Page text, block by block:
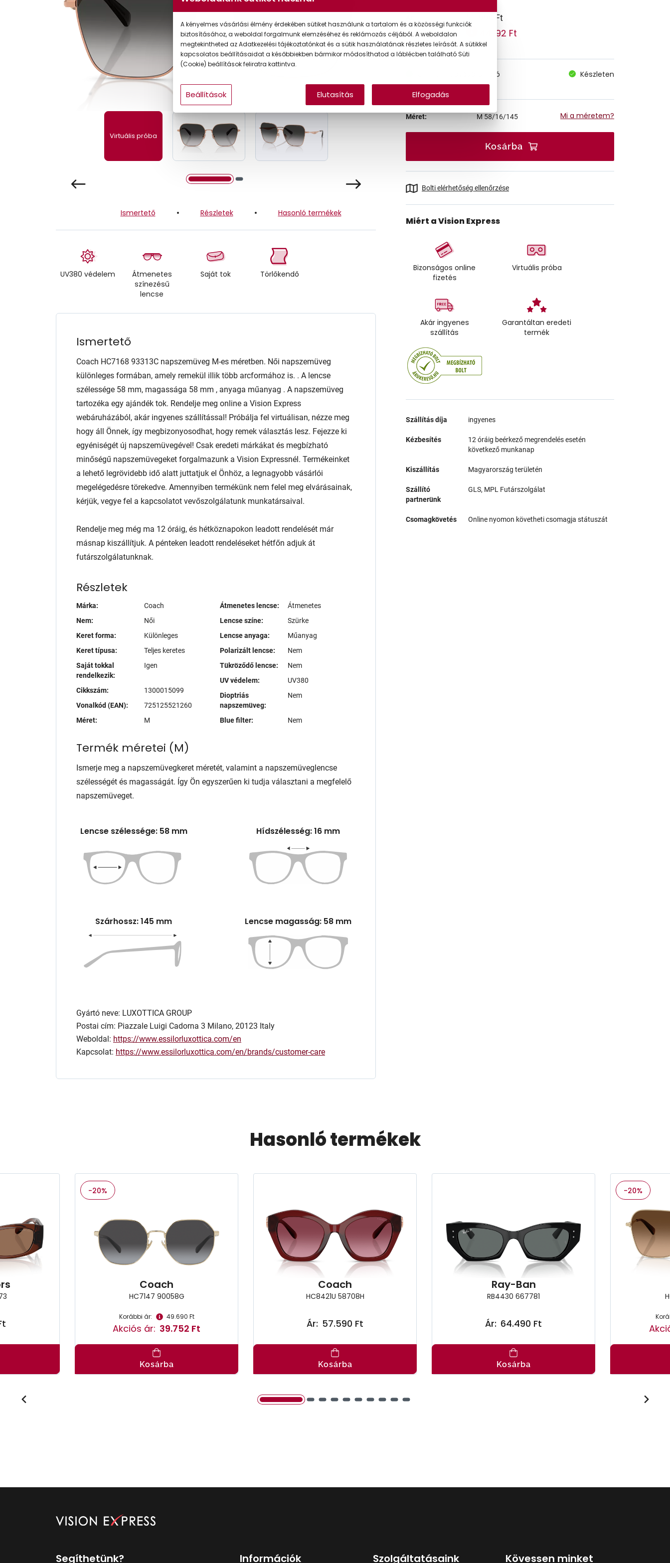
Gyermek
Virtuális próba
Ismertető Részletek Hasonló termékek
UV380 védelem
Átmenetes
színezésű
lencse
Saját tok Törlőkendő
Ismertető
Coach HC7168 93313C napszemüveg M-es méretben. Női napszemüveg
különleges formában, amely remekül illik több arcformához is. . A lencse
szélessége 58 mm, magassága 58 mm , anyaga műanyag . A napszemüveg
tartozéka egy ajándék tok. Rendelje meg online a Vision Express
webáruházából, akár ingyenes szállítással! Próbálja fel virtuálisan, nézze meg
hogy áll Önnek, így megbizonyosodhat, hogy remek választás lesz. Fejezze ki
egyéniségét új napszemüvegével! Csak eredeti márkákat és megbízható
minőségű napszemüvegeket forgalmazunk a Vision Expressnél. Termékeinket
a lehető legrövidebb idő alatt juttatjuk el Önhöz, a legnagyobb vásárlói
megelégedésre törekedve. Amennyiben termékünk nem felel meg elvárásainak,
kérjük, vegye fel a kapcsolatot vevőszolgálatunk munkatársaival.
Rendelje meg még ma 12 óráig, és hétköznapokon leadott rendelését már
másnap kiszállítjuk. A pénteken leadott rendeléseket hétfőn adjuk át
futárszolgálatunknak.
Részletek
Márka:
Coach
Nem:
Női
Keret forma:
Különleges
Keret típusa:
Teljes keretes
Saját tokkal
rendelkezik:
Igen
Cikkszám:
1300015099
Vonalkód (EAN):
725125521260
Méret:
M
Átmenetes lencse:
Átmenetes
Lencse színe:
Szürke
Lencse anyaga:
Műanyag
Polarizált lencse:
Nem
Tükröződő lencse:
Nem
UV védelem:
UV380
Dioptriás
napszemüveg:
Nem
Blue filter: Nem
Termék méretei (M)
Ismerje meg a napszemüvegkeret méretét, valamint a napszemüveglencse
szélességét és magasságát. Így Ön egyszerűen ki tudja választani a megfelelő
napszemüveget.
Lencse szélessége: 58 mm Hídszélesség: 16 mm
Szárhossz: 145 mm Lencse magasság: 58 mm
Gyártó neve: LUXOTTICA GROUP
Postai cím: Piazzale Luigi Cadorna 3 Milano, 20123 Italy
Weboldal: https://www.essilorluxottica.com/en
Kapcsolat: https://www.essilorluxottica.com/en/brands/customer-care
51.990 Ft
Törzsvásárlói ár: 44.192 Ft
Online megvásárolható
Készleten
Ingyenes szállítás
Méret: M 58/16/145 Mi a méretem?
Kosárba
Bolti elérhetőség ellenőrzése
Miért a Vision Express
Bizonságos online
fizetés
Virtuális próba
Akár ingyenes
szállítás
Garantáltan eredeti
termék
Szállítás díja ingyenes
Kézbesítés
12 óráig beérkező megrendelés esetén
következő munkanap
Kiszállítás Magyarország területén
Szállító
partnerünk
GLS, MPL Futárszolgálat
Csomagkövetés Online nyomon követheti csomagja státuszát
Hasonló termékek
-20%
Coach
HC7147 90058G
Korábbi ár: 49.690 Ft
Akciós ár: 39.752 Ft
Kosárba
Coach
HC8421U 58708H
Ár: 57.590 Ft
Kosárba
Ray-Ban
RB4430 667781
Ár: 64.490 Ft
Kosárba
-20%
Segíthetünk? Információk Szolgáltatásaink Kövessen minket
A kényelmes vásárlási élmény érdekében sütiket használunk a tartalom és a közösségi funkciók
biztosításához, a weboldal forgalmunk elemzéséhez és reklámozás céljából. A weboldalon
megtekintheted az Adatkezelési tájékoztatónkat és a sütik használatának részletes leírását. A sütikkel
kapcsolatos beállításaidat a későbbiekben bármikor módosíthatod a láblécben található Süti
(Cookie) beállítások feliratra kattintva.
Beállítások Elutasítás Elfogadás